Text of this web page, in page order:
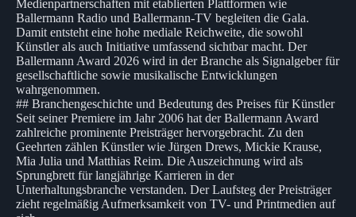
Medienpartnerschaften mit etablierten Plattformen wie
Ballermann Radio und Ballermann-TV begleiten die Gala.
Damit entsteht eine hohe mediale Reichweite, die sowohl
Künstler als auch Initiative umfassend sichtbar macht. Der
Ballermann Award 2026 wird in der Branche als Signalgeber für
gesellschaftliche sowie musikalische Entwicklungen
wahrgenommen.
## Branchengeschichte und Bedeutung des Preises für Künstler
Seit seiner Premiere im Jahr 2006 hat der Ballermann Award
zahlreiche prominente Preisträger hervorgebracht. Zu den
Geehrten zählen Künstler wie Jürgen Drews, Mickie Krause,
Mia Julia und Matthias Reim. Die Auszeichnung wird als
Sprungbrett für langjährige Karrieren in der
Unterhaltungsbranche verstanden. Der Laufsteg der Preisträger
zieht regelmäßig Aufmerksamkeit von TV- und Printmedien auf